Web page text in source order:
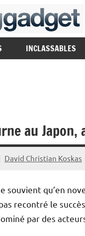
INCLASSABLES
au Japon,
David Christian Koskas
souvient qu’en
recontré le
par des